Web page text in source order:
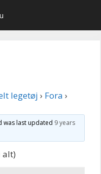
legetøj › Fora ›
was last updated 9 years
alt)